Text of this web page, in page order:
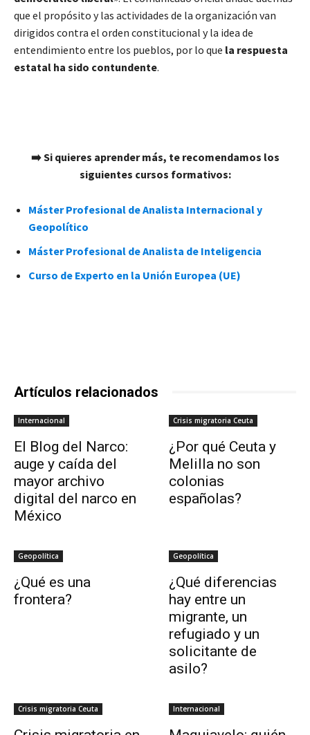
que el propósito y las actividades de la organización van
dirigidos contra el orden constitucional y la idea de
entendimiento entre los pueblos, por lo que la respuesta
estatal ha sido contundente.
➡️ Si quieres aprender más, te recomendamos los
siguientes cursos formativos:
Máster Profesional de Analista Internacional y
Geopolítico
Máster Profesional de Analista de Inteligencia
Curso de Experto en la Unión Europea (UE)
Artículos relacionados
Internacional
El Blog del Narco:
auge y caída del
mayor archivo
digital del narco en
México
Crisis migratoria Ceuta
¿Por qué Ceuta y
Melilla no son
colonias
españolas?
Geopolítica
¿Qué es una
frontera?
Geopolítica
¿Qué diferencias
hay entre un
migrante, un
refugiado y un
solicitante de
asilo?
Crisis migratoria Ceuta Internacional